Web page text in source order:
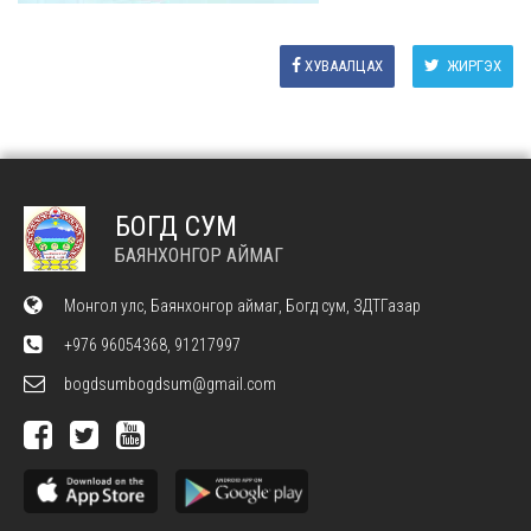
ЖИРГЭХ
ХУВААЛЦАХ
БОГД СУМ
БАЯНХОНГОР АЙМАГ
Монгол улс, Баянхонгор аймаг, Богд сум, ЗДТГазар
+976 96054368, 91217997
bogdsumbogdsum@gmail.com